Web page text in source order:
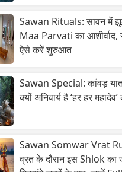
Sawan Rituals: सावन में
Maa Parvati का आशीर्वाद,
ऐसे करें शुरुआत
Sawan Special: कांवड़
क्यों अनिवार्य है ‘हर हर
Sawan Somwar Vrat
व्रत के दौरान इस Shlok का